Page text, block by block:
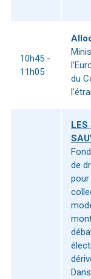
10h45 -
11h05
du
LES
de
pour